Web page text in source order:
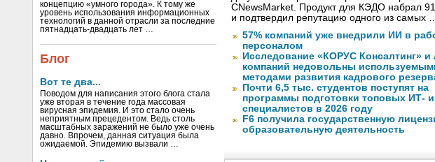
концепцию «умного города». К тому же
уровень использования информационных
технологий в данной отрасли за последние
пятнадцать-двадцать лет …
Блог
Вот те два...
Поводом для написания этого блога стала
уже вторая в течение года массовая
вирусная эпидемия. И это стало очень
неприятным прецедентом. Ведь столь
масштабных заражений не было уже очень
давно. Впрочем, данная ситуация была
ожидаемой. Эпидемию вызвали …
CNewsMarket. Продукт для КЭДО набрал
и подтвердил репутацию одного из самых
57% компаний уже внедрили ИИ в
персоналом
Исследование «КОРУС Консалтинг» и
компаний недовольны
методами развития кадрового
Почти 6,5 тыс. студентов поступят на
программы подготовки топовых ИТ-
специалистов в 2026 году
F6 получила государственную
образовательную деятельность